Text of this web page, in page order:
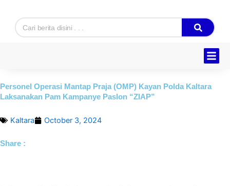
content
Search
Personel Operasi Mantap Praja (OMP) Kayan Polda Kaltara
Laksanakan Pam Kampanye Paslon “ZIAP”
Kaltara October 3, 2024
Share :